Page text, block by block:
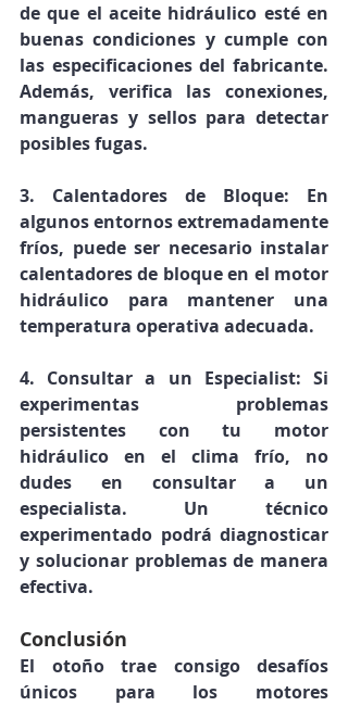
de que el aceite hidráulico esté en
buenas condiciones y cumple con
las especificaciones del fabricante.
Además, verifica las conexiones,
mangueras y sellos para detectar
posibles fugas.
3. Calentadores de Bloque: En
algunos entornos extremadamente
fríos, puede ser necesario instalar
calentadores de bloque en el motor
hidráulico para mantener una
temperatura operativa adecuada.
4. Consultar a un Especialist: Si
experimentas problemas
persistentes con tu motor
hidráulico en el clima frío, no
dudes en consultar a un
especialista. Un técnico
experimentado podrá diagnosticar
y solucionar problemas de manera
efectiva.
Conclusión
El otoño trae consigo desafíos
únicos para los motores